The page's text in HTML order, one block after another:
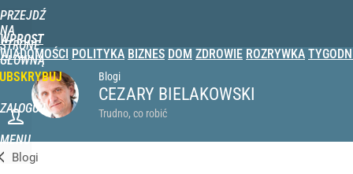
PRZEJDŹ
NA
STRONĘ
GŁÓWNĄ
WPROST
WIADOMOŚCI POLITYKA BIZNES DOM ZDROWIE ROZRYWKA
ZALOGUJ
MENU
Blogi
CEZARY BIELAKOWSKI
Trudno, co robić
Blogi